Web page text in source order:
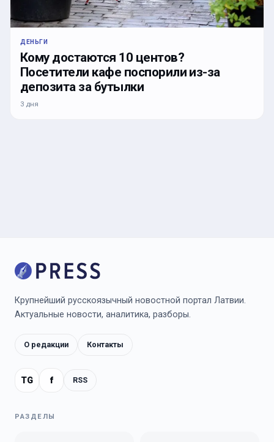
ДЕНЬГИ
Кому достаются 10 центов?
Посетители кафе поспорили из-за
депозита за бутылки
3 дня
Крупнейший русскоязычный новостной портал Латвии.
Актуальные новости, аналитика, разборы.
О редакции Контакты
TG f RSS
РАЗДЕЛЫ